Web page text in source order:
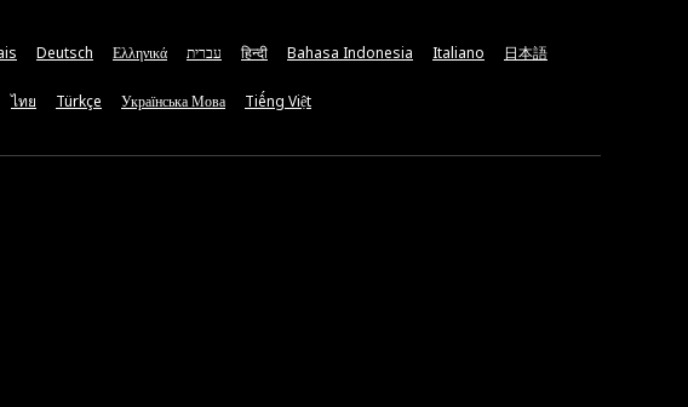
Deutsch Ελληνικά עברית हिन्दी Bahasa Indonesia Italiano 日本語
ไทย Türkçe Українська Мова Tiếng Việt